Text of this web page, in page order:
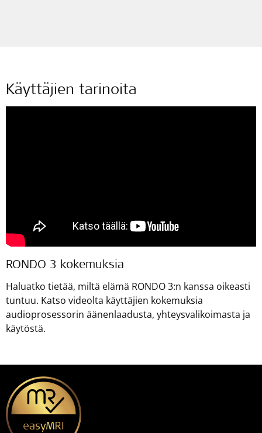
Käyttäjien tarinoita
RONDO 3 kokemuksia
Haluatko tietää, miltä elämä RONDO 3:n kanssa oikeasti
tuntuu. Katso videolta käyttäjien kokemuksia
audioprosessorin äänenlaadusta, yhteysvalikoimasta ja
käytöstä.